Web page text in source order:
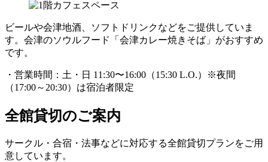
ビールや会津地酒、ソフトドリンクなどをご提供していま
す。会津のソウルフード「会津カレー焼きそば」がおすすめ
です。
・営業時間：土・日 11:30〜16:00（15:30 L.O.）※夜間
（17:00～20:30）は宿泊者限定
全館貸切のご案内
サークル・合宿・法事などに対応する全館貸切プランをご用
意しています。